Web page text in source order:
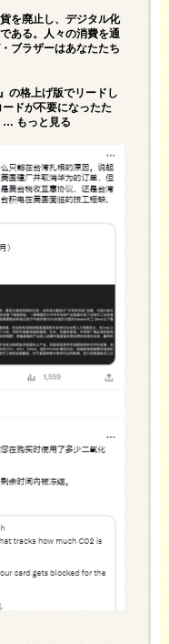
を廃止し、デジタル化
ある。人々の消費を通
ブラザーはあなたたち
の格上げ版でリードし
ドが不要になったた
… もっと見る